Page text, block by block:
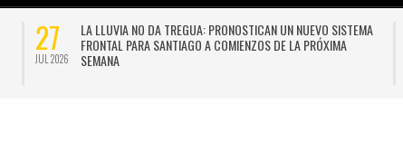
27
JUL 2026
LA LLUVIA NO DA TREGUA: PRONOSTICAN UN NUEVO SISTEMA
FRONTAL PARA SANTIAGO A COMIENZOS DE LA PRÓXIMA
SEMANA